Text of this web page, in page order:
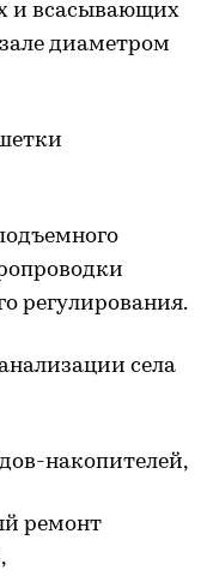
и всасывающих
диаметром
регулирования.
села
накопителей,
ремонт